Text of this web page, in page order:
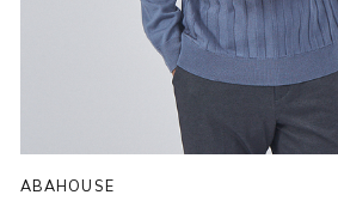
ABAHOUSE